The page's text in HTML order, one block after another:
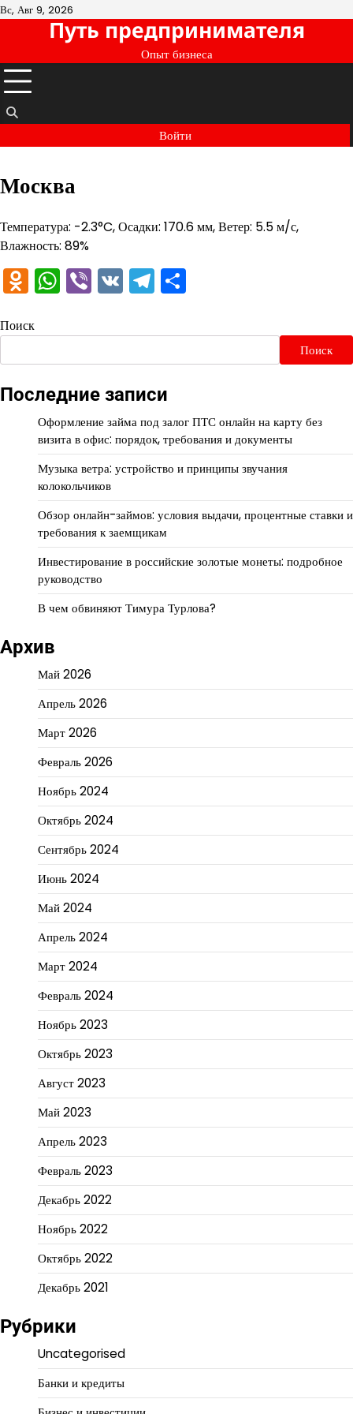
Перейти
содержимому
Вс, Авг 9, 2026
Путь предпринимателя
Опыт бизнеса
Войти
Москва
Температура: -2.3°C, Осадки: 170.6 мм, Ветер: 5.5 м/с,
Влажность: 89%
Odnoklassniki
WhatsApp
Viber
VKTelegram
Поиск
Поиск
Последние записи
Оформление займа под залог ПТС онлайн на карту без
визита в офис: порядок, требования и документы
Музыка ветра: устройство и принципы звучания
колокольчиков
Обзор онлайн-займов: условия выдачи, процентные ставки и
требования к заемщикам
Инвестирование в российские золотые монеты: подробное
руководство
В чем обвиняют Тимура Турлова?
Архив
Май 2026
Апрель 2026
Март 2026
Февраль 2026
Ноябрь 2024
Октябрь 2024
Сентябрь 2024
Июнь 2024
Май 2024
Апрель 2024
Март 2024
Февраль 2024
Ноябрь 2023
Октябрь 2023
Август 2023
Май 2023
Апрель 2023
Февраль 2023
Декабрь 2022
Ноябрь 2022
Октябрь 2022
Декабрь 2021
Рубрики
Uncategorised
Банки и кредиты